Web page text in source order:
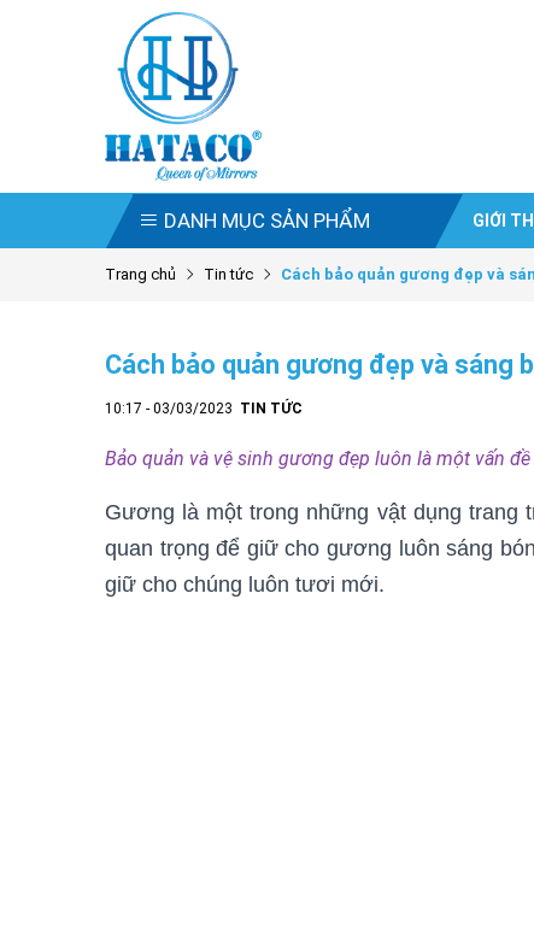
DANH MỤC SẢN PHẨM GIỚI
Trang chủ Tin tức Cách bảo quản gương đẹp và
Cách bảo quản gương đẹp và sáng
10:17 - 03/03/2023 TIN TỨC
Bảo quản và vệ sinh gương đẹp luôn là một vấn
Gương là một trong những vật dụng trang
quan trọng để giữ cho gương luôn sáng
giữ cho chúng luôn tươi mới.